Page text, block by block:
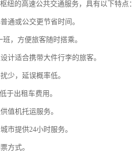
纽的高速公共交通服务，具有以下特点：
通或公交更节省时间。
，方便旅客随时搭乘。
计适合携带大件行李的旅客。
少，延误概率低。
于出租车费用。
值机托运服务。
市提供24小时服务。
方式。